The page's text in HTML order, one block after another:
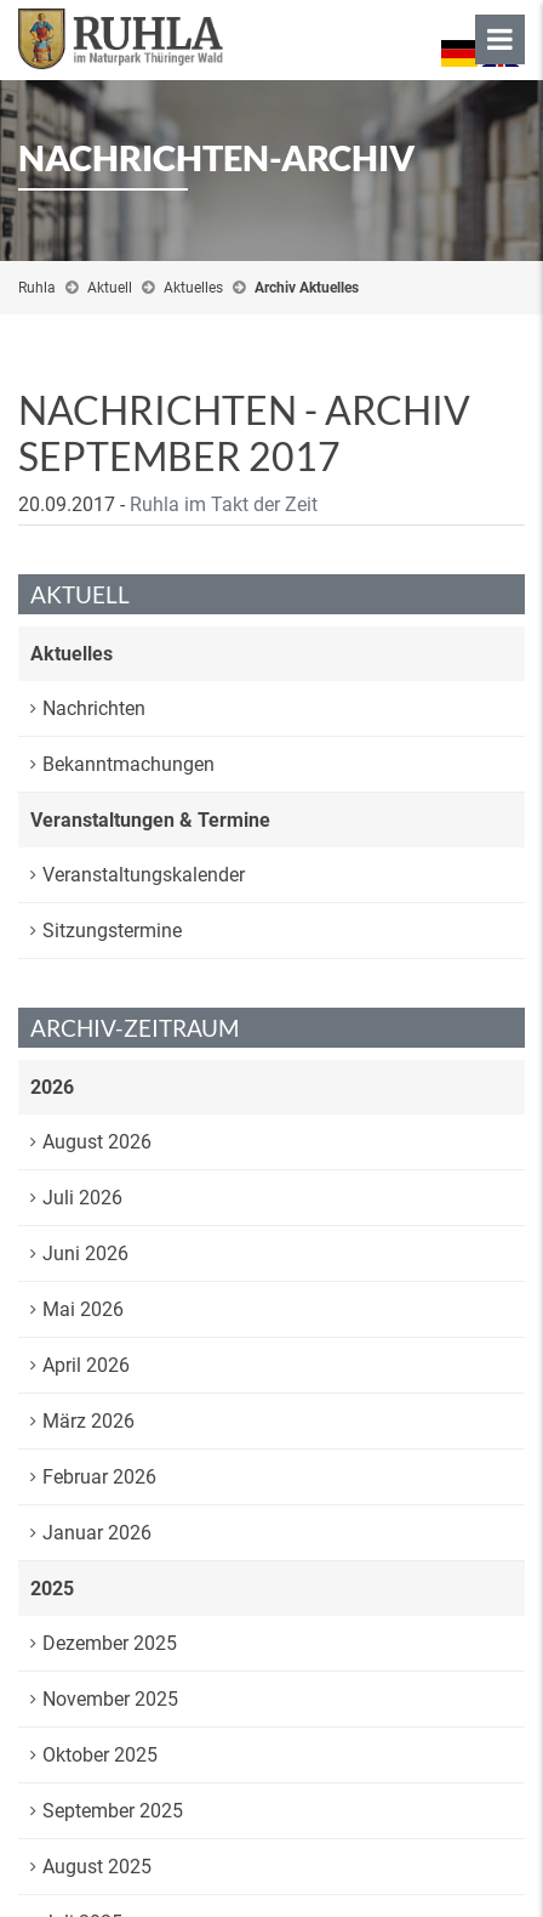
NACHRICHTEN-ARCHIV
Ruhla Aktuell Aktuelles Archiv Aktuelles
NACHRICHTEN - ARCHIV
SEPTEMBER 2017
20.09.2017 - Ruhla im Takt der Zeit
AKTUELL
Aktuelles
Nachrichten
Bekanntmachungen
Veranstaltungen & Termine
Veranstaltungskalender
Sitzungstermine
ARCHIV-ZEITRAUM
2026
August 2026
Juli 2026
Juni 2026
Mai 2026
April 2026
März 2026
Februar 2026
Januar 2026
2025
Dezember 2025
November 2025
Oktober 2025
September 2025
August 2025